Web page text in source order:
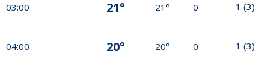
03:00 21° 21° 0 1 (3)
04:00 20° 20° 0 1 (3)